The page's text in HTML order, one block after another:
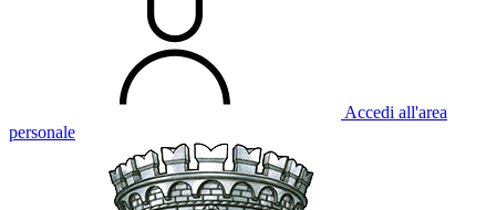
Accedi all'area
personale